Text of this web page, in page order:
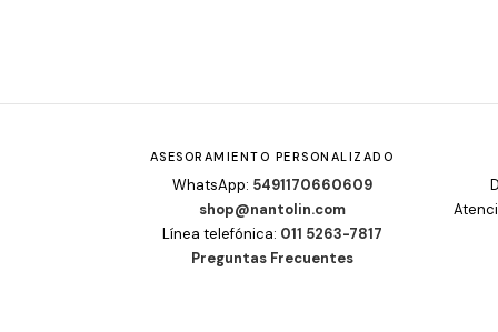
ASESORAMIENTO PERSONALIZADO
WhatsApp: 5491170660609
shop@nantolin.com
Línea telefónica: 011 5263-7817
Preguntas Frecuentes